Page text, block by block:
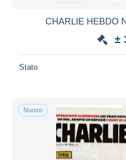
CHARLIE HEBDO
±
Stato
Nuovo